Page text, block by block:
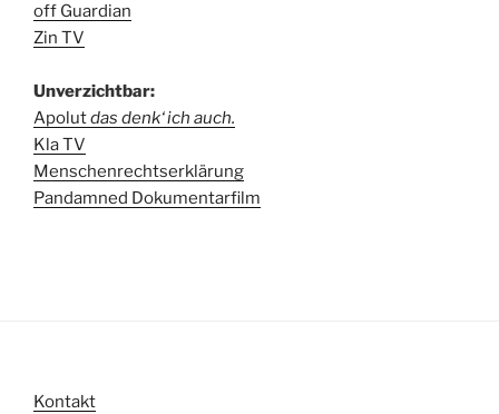
off Guardian
Zin TV
Unverzichtbar:
Apolutdas denk‘ ich auch.
Kla TV
Menschenrechtserklärung
Pandamned Dokumentarfilm
Kontakt